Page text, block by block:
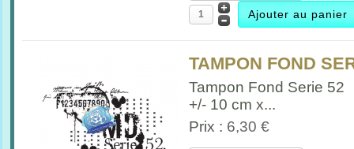
TAMPON FOND
Tampon Fond Serie 52
+/- 10 cm x...
Prix : 6,30 €